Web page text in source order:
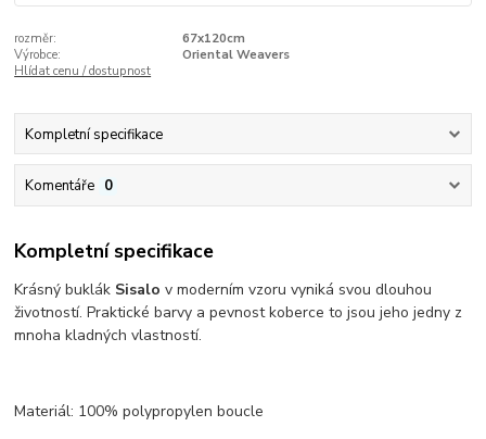
rozměr:
67x120cm
Výrobce:
Oriental Weavers
Hlídat cenu / dostupnost
Kompletní specifikace
Komentáře 0
Kompletní specifikace
Krásný buklák Sisalo v moderním vzoru vyniká svou dlouhou
životností. Praktické barvy a pevnost koberce to jsou jeho jedny z
mnoha kladných vlastností.
Materiál: 100% polypropylen boucle